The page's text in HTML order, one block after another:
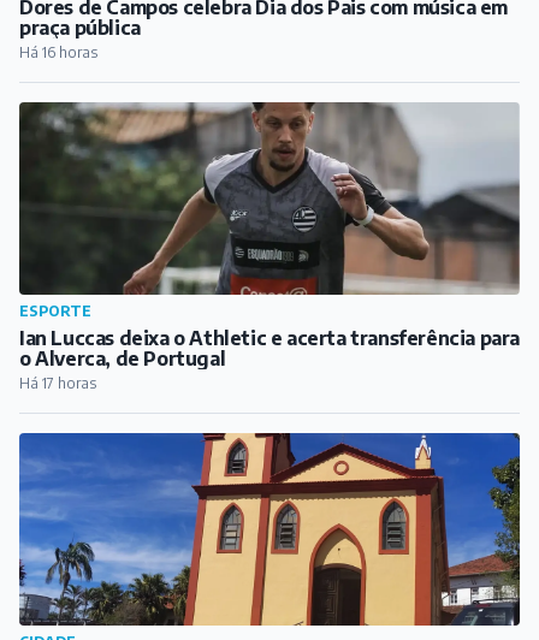
ESPORTE
Ian Luccas deixa o Athletic e acerta transferência para
o Alverca, de Portugal
Há 17 horas
CIDADE
Fiéis se preparam para festa de Nossa Senhora da
Glória, em Barbacena
Há 18 horas